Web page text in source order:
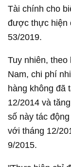
Tài chính cho
được thực hiện
53/2019.
Tuy nhiên,
Nam, chi phí
hàng không đã
12/2014 và
số này tác
với tháng 12/
9/2015.